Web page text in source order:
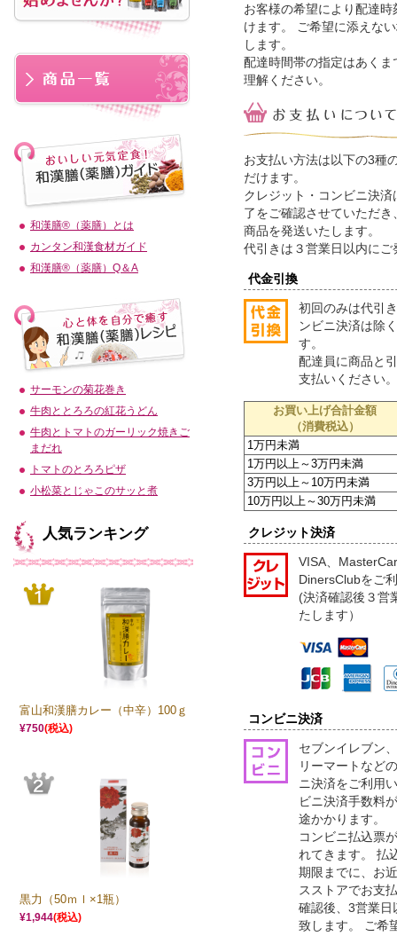
お客様の希望により配達
けます。 ご希望に添えな
します。
配達時間帯の指定はあくま
理解ください。
お支払い方法は以下の3種
だけます。
クレジット・コンビニ決
了をご確認させていただ
商品を発送いたします。
代引きは３営業日以内にご
代金引換
初回のみは代引
ンビニ決済は除
す。
配達員に商品と
支払いください。
お買い上げ合計金額
（消費税込）
1万円未満
1万円以上～3万円未満
3万円以上～10万円未満
10万円以上～30万円未満
クレジット決済
VISA、
DinersClubをご
(決済確認後３営
たします）
コンビニ決済
セブンイレブン
リーマートなど
ニ決済をご利用
ビニ決済手数料
途かかります。
コンビニ払込票
れてきます。 払
期限までに、お
スストアでお支
確認後、3営業日
致します。 ご希
和漢膳®（薬膳）とは
カンタン和漢食材ガイド
和漢膳®（薬膳）Q＆A
サーモンの菊花巻き
牛肉ととろろの紅花うどん
牛肉とトマトのガーリック焼きご
まだれ
トマトのとろろピザ
小松菜とじゃこのサッと煮
人気ランキング
富山和漢膳カレー（中辛）100ｇ
¥750(税込)
黒力（50ｍｌ×1瓶）
¥1,944(税込)